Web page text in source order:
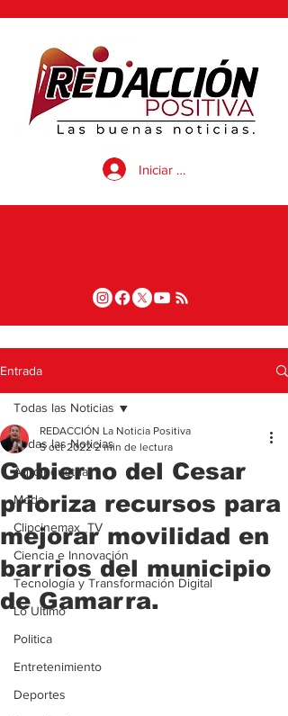
Iniciar sesión
Entrada
Todas las Noticias
Agroindustria
Moda
Clipcinemax_TV
Ciencia e Innovación
Tecnología y Transformación Digital
Lo Ultimo
Politica
Entretenimiento
Deportes
Todas las Noticias
Gobierno del Cesar
prioriza recursos para
mejorar movilidad en
barrios del municipio
de Gamarra.
REDACCIÓN La Noticia Positiva
5 oct 2022 2 min de lectura